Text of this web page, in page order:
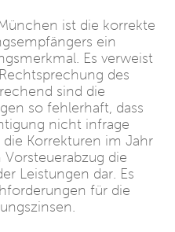
ist die korrekte
ein
Es verweist
des
sind die
so fehlerhaft, dass
nicht infrage
Korrekturen im Jahr
die
Leistungen dar. Es
für die